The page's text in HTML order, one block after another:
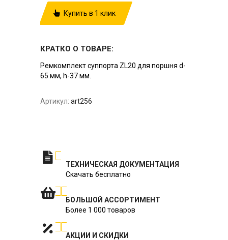
Купить в 1 клик
КРАТКО О ТОВАРЕ:
Ремкомплект суппорта ZL20 для поршня d-
65 мм, h-37 мм.
Артикул: art256
ТЕХНИЧЕСКАЯ ДОКУМЕНТАЦИЯ
Скачать бесплатно
БОЛЬШОЙ АССОРТИМЕНТ
Более 1 000 товаров
АКЦИИ И СКИДКИ